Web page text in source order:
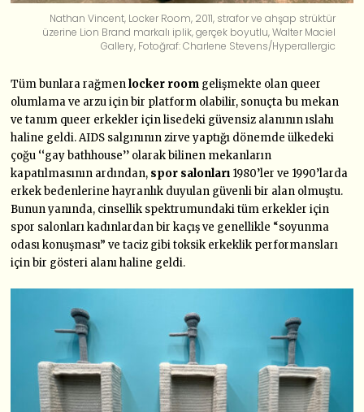
Nathan Vincent, Locker Room, 2011, strafor ve ahşap strüktür
üzerine Lion Brand markalı iplik, gerçek boyutlu, Walter Maciel
Gallery, Fotoğraf: Charlene Stevens/Hyperallergic
Tüm bunlara rağmenlocker room gelişmekte olan queer
olumlama ve arzu için bir platform olabilir, sonuçta bu mekan
ve tanım queer erkekler için lisedeki güvensiz alanının ıslahı
haline geldi. AIDS salgınının zirve yaptığı dönemde ülkedeki
çoğu ‘‘gay bathhouse’’ olarak bilinen mekanların
kapatılmasının ardından, spor salonları 1980’ler ve 1990’larda
erkek bedenlerine hayranlık duyulan güvenli bir alan olmuştu.
Bunun yanında, cinsellik spektrumundaki tüm erkekler için
spor salonları kadınlardan bir kaçış ve genellikle “soyunma
odası konuşması” ve taciz gibi toksik erkeklik performansları
için bir gösteri alanı haline geldi.